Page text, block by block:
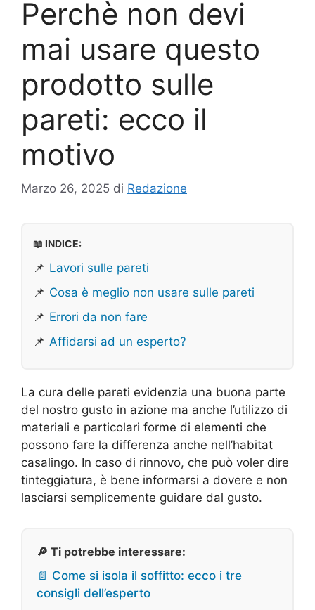
Perchè non devi
mai usare questo
prodotto sulle
pareti: ecco il
motivo
Marzo 26, 2025 di Redazione
📖 INDICE:
📌 Lavori sulle pareti
📌 Cosa è meglio non usare sulle pareti
📌 Errori da non fare
📌 Affidarsi ad un esperto?
La cura delle pareti evidenzia una buona parte
del nostro gusto in azione ma anche l’utilizzo di
materiali e particolari forme di elementi che
possono fare la differenza anche nell’habitat
casalingo. In caso di rinnovo, che può voler dire
tinteggiatura, è bene informarsi a dovere e non
lasciarsi semplicemente guidare dal gusto.
🔎 Ti potrebbe interessare:
📄 Come si isola il soffitto: ecco i tre
consigli dell’esperto